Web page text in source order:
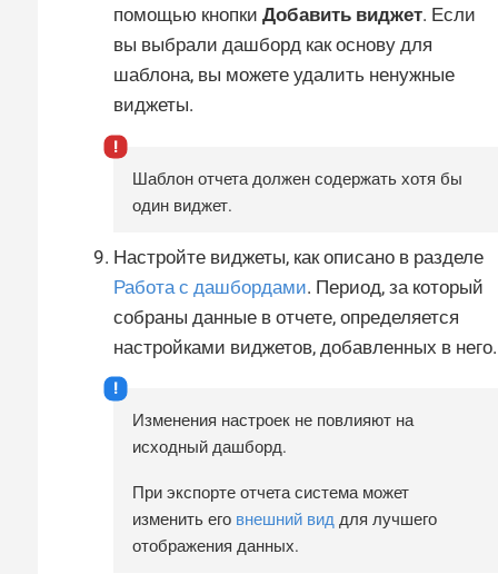
помощью кнопки Добавить виджет. Если
вы выбрали дашборд как основу для
шаблона, вы можете удалить ненужные
виджеты.
Шаблон отчета должен содержать хотя бы
один виджет.
Настройте виджеты, как описано в разделе
Работа с дашбордами. Период, за который
собраны данные в отчете, определяется
настройками виджетов, добавленных в него.
Изменения настроек не повлияют на
исходный дашборд.
При экспорте отчета система может
изменить его внешний вид для лучшего
отображения данных.